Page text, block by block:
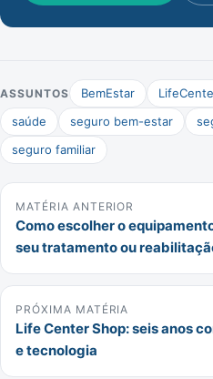
ASSUNTOS BemEstar
saúde
seguro bem-estar
seguro familiar
MATÉRIA ANTERIOR
Como escolher o
seu tratamento ou
PRÓXIMA MATÉRIA
Life Center Shop: seis anos
e tecnologia